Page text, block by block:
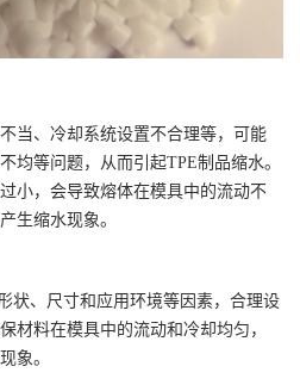
当、冷却系统设置不合理等，可能
均等问题，从而引起TPE制品缩水。
小，会导致熔体在模具中的流动不
生缩水现象。
状、尺寸和应用环境等因素，合理设
材料在模具中的流动和冷却均匀，
象。